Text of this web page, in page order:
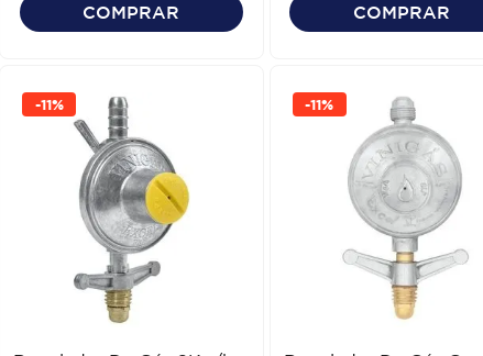
COMPRAR COMPRAR
-11% -11%